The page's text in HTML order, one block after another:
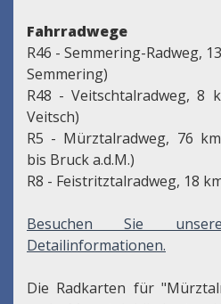
Fahrradwege
R46 - Semmering-Radweg,
Semmering)
R48 - Veitschtalradweg, 8
Veitsch)
R5 - Mürztalradweg, 76
bis Bruck a.d.M.)
R8 - Feistritztalradweg, 18
Besuchen Sie
Detailinformationen.
Die Radkarten für